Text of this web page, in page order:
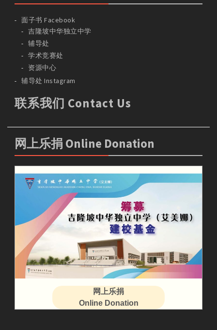
面子书 Facebook
吉隆坡中华独立中学
辅导处
学术竞赛处
资源中心
辅导处 Instagram
联系我们 Contact Us
网上乐捐 Online Donation
网上乐捐
Online Donation